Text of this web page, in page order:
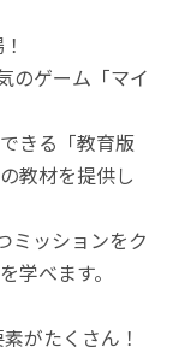
のゲーム「マイ
きる「教育版
教材を提供し
ミッションをク
学べます。
がたくさん！